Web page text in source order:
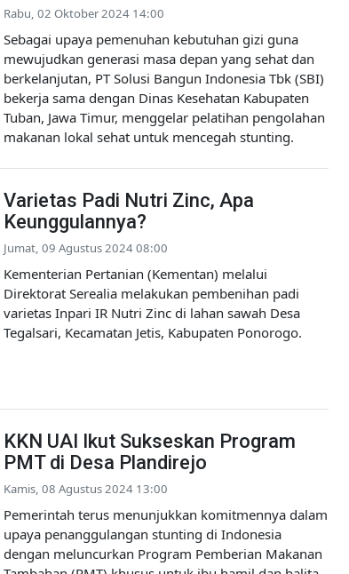
Rabu, 02 Oktober 2024 14:00
Sebagai upaya pemenuhan kebutuhan gizi guna
mewujudkan generasi masa depan yang sehat dan
berkelanjutan, PT Solusi Bangun Indonesia Tbk (SBI)
bekerja sama dengan Dinas Kesehatan Kabupaten
Tuban, Jawa Timur, menggelar pelatihan pengolahan
makanan lokal sehat untuk mencegah stunting.
Varietas Padi Nutri Zinc, Apa
Keunggulannya?
Jumat, 09 Agustus 2024 08:00
Kementerian Pertanian (Kementan) melalui
Direktorat Serealia melakukan pembenihan padi
varietas Inpari IR Nutri Zinc di lahan sawah Desa
Tegalsari, Kecamatan Jetis, Kabupaten Ponorogo.
KKN UAI Ikut Sukseskan Program
PMT di Desa Plandirejo
Kamis, 08 Agustus 2024 13:00
Pemerintah terus menunjukkan komitmennya dalam
upaya penanggulangan stunting di Indonesia
dengan meluncurkan Program Pemberian Makanan